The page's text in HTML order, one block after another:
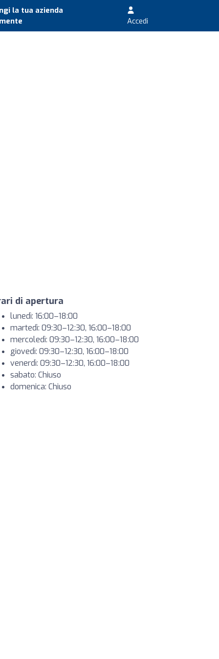
la tua azienda
Accedi
di apertura
lunedì: 16:00–18:00
martedì: 09:30–12:30, 16:00–18:00
mercoledì: 09:30–12:30, 16:00–18:00
giovedì: 09:30–12:30, 16:00–18:00
venerdì: 09:30–12:30, 16:00–18:00
sabato: Chiuso
domenica: Chiuso